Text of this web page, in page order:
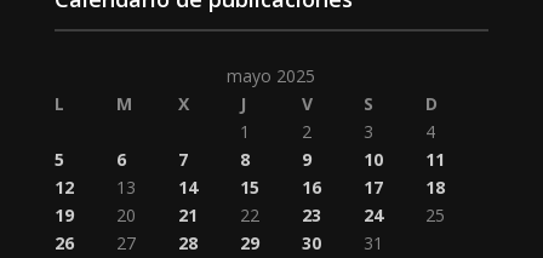
mayo 2025
L
M X J V S
D
1
2 3
4
5
6 7 8 9 10
11
12
13 14 15 16 17
18
19
20 21 22 23 24
25
26
27 28 29 30
31